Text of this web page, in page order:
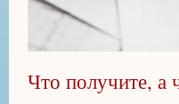
Что получите, а